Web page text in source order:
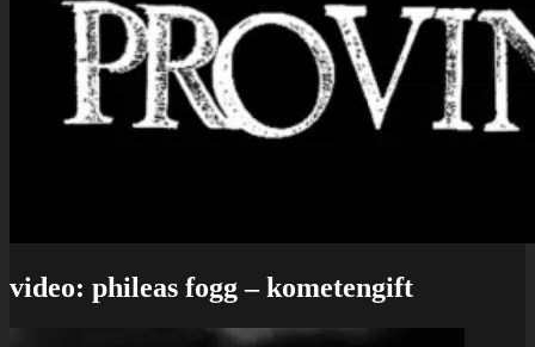
video: phileas fogg – kometengift